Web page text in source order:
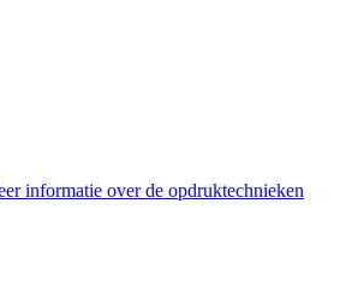
informatie over de opdruktechnieken